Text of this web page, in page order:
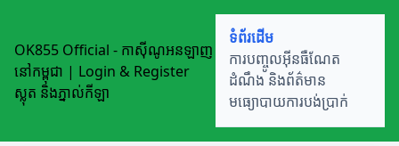
OK855 Official - កាស៊ីណូអនឡាញ
នៅកម្ពុជា | Login & Register
ស្លុត និងភ្នាល់កីឡា
ទំព័រដើម
ការបញ្ចូលអ៊ីនធឺណែត
ដំណឹង និងព័ត៌មាន
មធ្យោបាយការបង់ប្រាក់